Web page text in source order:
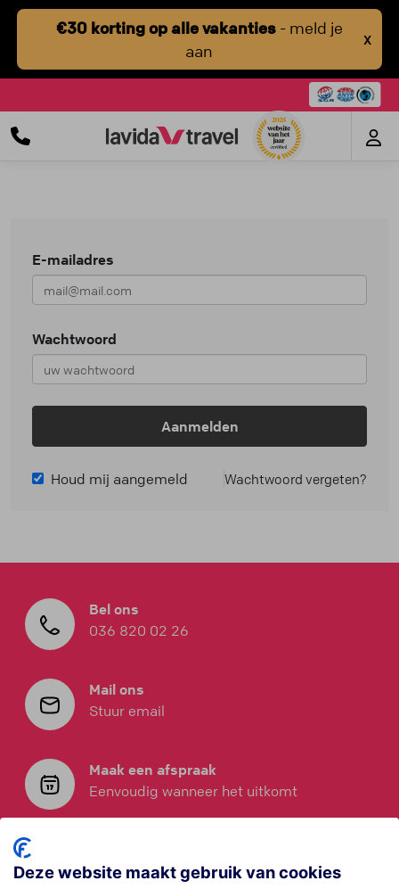
€30 korting op alle vakanties- meld je
aan
X
E-mailadres
Wachtwoord
Aanmelden
Houd mij aangemeld Wachtwoord vergeten?
Bel ons
036 820 02 26
Mail ons
Stuur email
Maak een afspraak
Eenvoudig wanneer het uitkomt
Vraag offerte aan
Deze website maakt gebruik van cookies